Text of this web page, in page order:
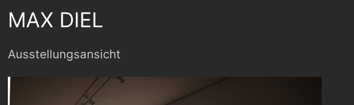
MAX DIEL
Ausstellungsansicht